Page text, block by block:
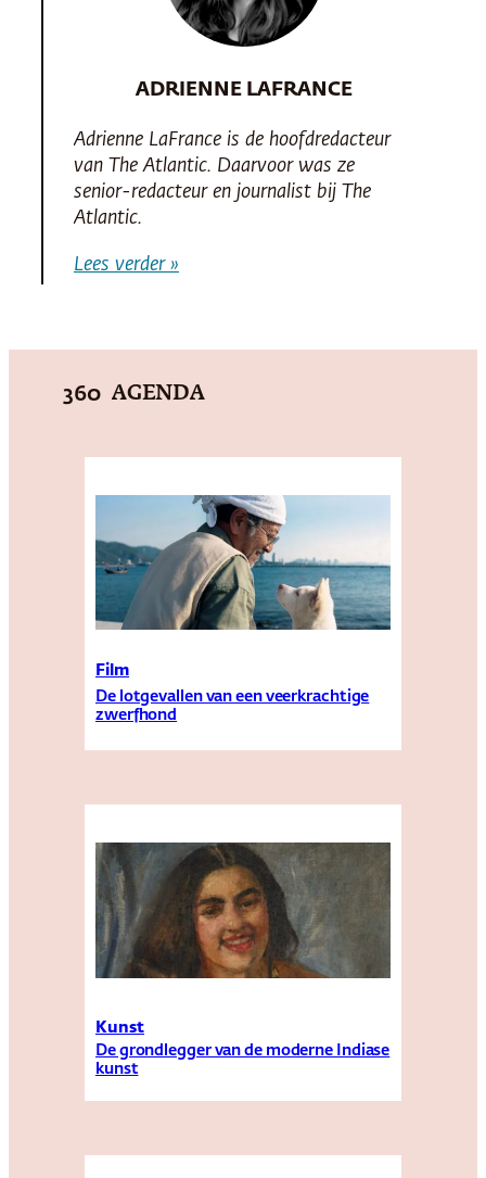
ADRIENNE LAFRANCE
Adrienne LaFrance is de hoofdredacteur
van The Atlantic. Daarvoor was ze
senior-redacteur en journalist bij The
Atlantic.
Lees verder »
360 AGENDA
Film
De lotgevallen van een veerkrachtige
zwerfhond
Kunst
De grondlegger van de moderne Indiase
kunst